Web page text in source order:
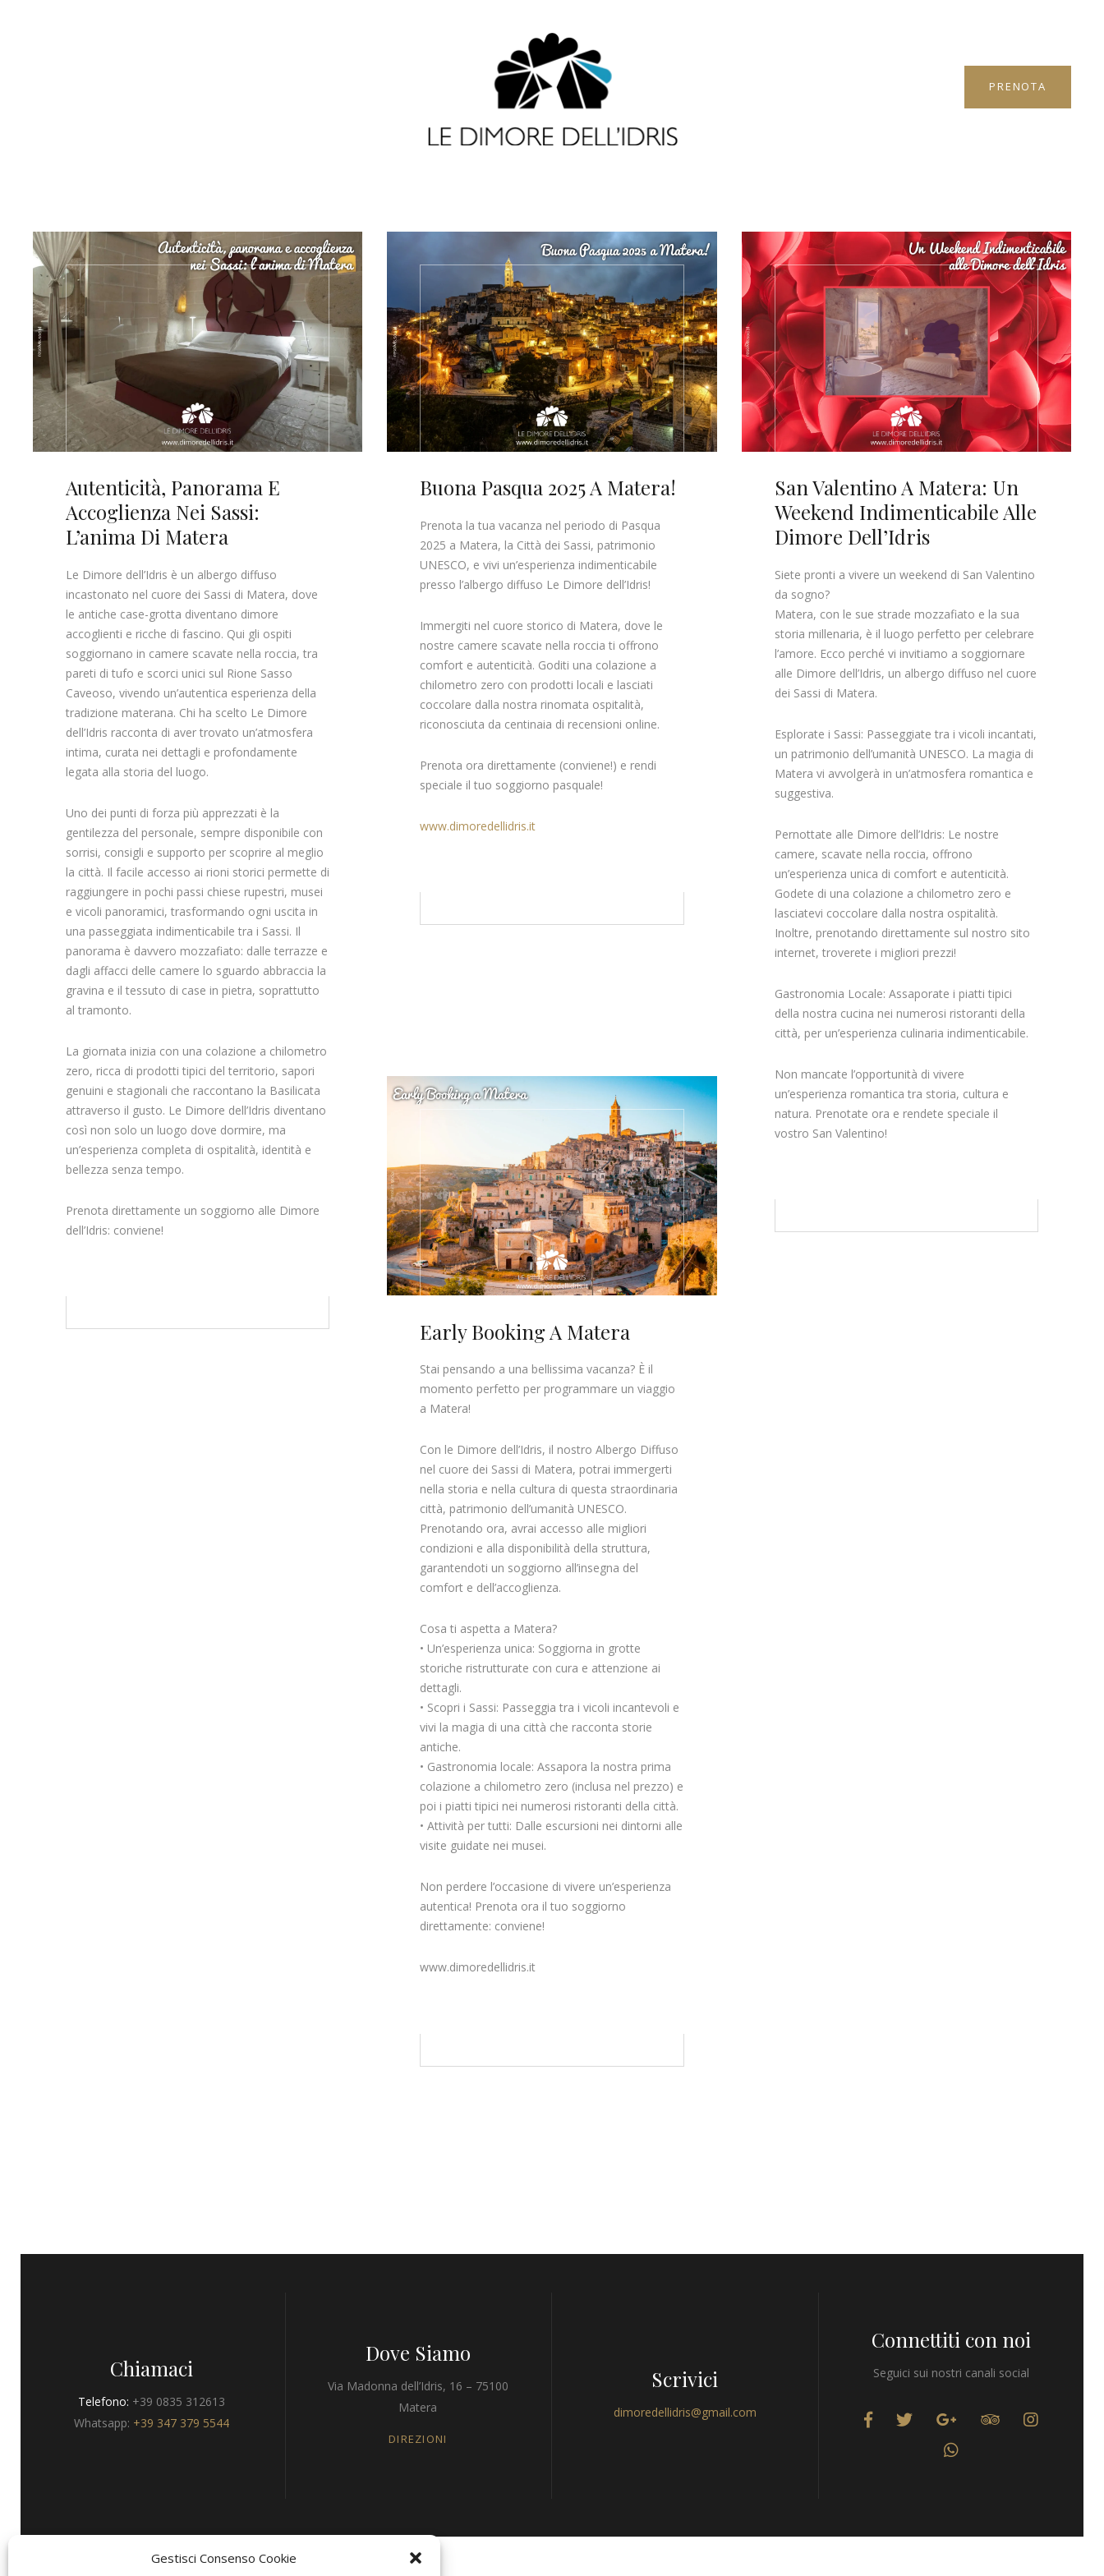
Gestisci Consenso Cookie
PRENOTA
Autenticità, Panorama E
Accoglienza Nei Sassi:
L’anima Di Matera
Le Dimore dell’Idris è un albergo diffuso
incastonato nel cuore dei Sassi di Matera, dove
le antiche case-grotta diventano dimore
accoglienti e ricche di fascino. Qui gli ospiti
soggiornano in camere scavate nella roccia, tra
pareti di tufo e scorci unici sul Rione Sasso
Caveoso, vivendo un’autentica esperienza della
tradizione materana. Chi ha scelto Le Dimore
dell’Idris racconta di aver trovato un’atmosfera
intima, curata nei dettagli e profondamente
legata alla storia del luogo.
Uno dei punti di forza più apprezzati è la
gentilezza del personale, sempre disponibile con
sorrisi, consigli e supporto per scoprire al meglio
la città. Il facile accesso ai rioni storici permette di
raggiungere in pochi passi chiese rupestri, musei
e vicoli panoramici, trasformando ogni uscita in
una passeggiata indimenticabile tra i Sassi. Il
panorama è davvero mozzafiato: dalle terrazze e
dagli affacci delle camere lo sguardo abbraccia la
gravina e il tessuto di case in pietra, soprattutto
al tramonto.
La giornata inizia con una colazione a chilometro
zero, ricca di prodotti tipici del territorio, sapori
genuini e stagionali che raccontano la Basilicata
attraverso il gusto. Le Dimore dell’Idris diventano
così non solo un luogo dove dormire, ma
un’esperienza completa di ospitalità, identità e
bellezza senza tempo.
Prenota direttamente un soggiorno alle Dimore
dell’Idris: conviene!
Buona Pasqua 2025 A Matera!
Prenota la tua vacanza nel periodo di Pasqua
2025 a Matera, la Città dei Sassi, patrimonio
UNESCO, e vivi un’esperienza indimenticabile
presso l’albergo diffuso Le Dimore dell’Idris!
Immergiti nel cuore storico di Matera, dove le
nostre camere scavate nella roccia ti offrono
comfort e autenticità. Goditi una colazione a
chilometro zero con prodotti locali e lasciati
coccolare dalla nostra rinomata ospitalità,
riconosciuta da centinaia di recensioni online.
Prenota ora direttamente (conviene!) e rendi
speciale il tuo soggiorno pasquale!
www.dimoredellidris.it
San Valentino A Matera: Un
Weekend Indimenticabile Alle
Dimore Dell’Idris
Siete pronti a vivere un weekend di San Valentino
da sogno?
Matera, con le sue strade mozzafiato e la sua
storia millenaria, è il luogo perfetto per celebrare
l’amore. Ecco perché vi invitiamo a soggiornare
alle Dimore dell’Idris, un albergo diffuso nel cuore
dei Sassi di Matera.
Esplorate i Sassi: Passeggiate tra i vicoli incantati,
un patrimonio dell’umanità UNESCO. La magia di
Matera vi avvolgerà in un’atmosfera romantica e
suggestiva.
Pernottate alle Dimore dell’Idris: Le nostre
camere, scavate nella roccia, offrono
un’esperienza unica di comfort e autenticità.
Godete di una colazione a chilometro zero e
lasciatevi coccolare dalla nostra ospitalità.
Inoltre, prenotando direttamente sul nostro sito
internet, troverete i migliori prezzi!
Gastronomia Locale: Assaporate i piatti tipici
della nostra cucina nei numerosi ristoranti della
città, per un’esperienza culinaria indimenticabile.
Non mancate l’opportunità di vivere
un’esperienza romantica tra storia, cultura e
natura. Prenotate ora e rendete speciale il
vostro San Valentino!
Early Booking A Matera
Stai pensando a una bellissima vacanza? È il
momento perfetto per programmare un viaggio
a Matera!
Con le Dimore dell’Idris, il nostro Albergo Diffuso
nel cuore dei Sassi di Matera, potrai immergerti
nella storia e nella cultura di questa straordinaria
città, patrimonio dell’umanità UNESCO.
Prenotando ora, avrai accesso alle migliori
condizioni e alla disponibilità della struttura,
garantendoti un soggiorno all’insegna del
comfort e dell’accoglienza.
Cosa ti aspetta a Matera?
• Un’esperienza unica: Soggiorna in grotte
storiche ristrutturate con cura e attenzione ai
dettagli.
• Scopri i Sassi: Passeggia tra i vicoli incantevoli e
vivi la magia di una città che racconta storie
antiche.
• Gastronomia locale: Assapora la nostra prima
colazione a chilometro zero (inclusa nel prezzo) e
poi i piatti tipici nei numerosi ristoranti della città.
• Attività per tutti: Dalle escursioni nei dintorni alle
visite guidate nei musei.
Non perdere l’occasione di vivere un’esperienza
autentica! Prenota ora il tuo soggiorno
direttamente: conviene!
www.dimoredellidris.it
Chiamaci
Telefono: +39 0835 312613
Whatsapp: +39 347 379 5544
Dove Siamo
Via Madonna dell’Idris, 16 – 75100
Matera
DIREZIONI
Scrivici
dimoredellidris@gmail.com
Connettiti con noi
Seguici sui nostri canali social